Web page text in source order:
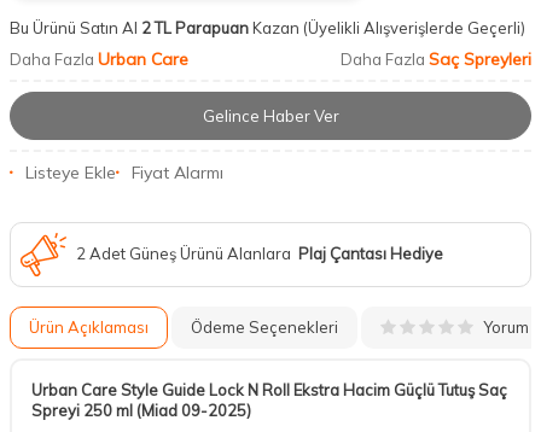
Bu Ürünü Satın Al 2 TL ParapuanKazan (Üyelikli Alışverişlerde Geçerli)
Daha Fazla Urban Care Daha Fazla Saç Spreyleri
Gelince Haber Ver
Listeye Ekle Fiyat Alarmı
2 Adet Güneş Ürünü Alanlara Plaj Çantası Hediye
Ürün Açıklaması Ödeme Seçenekleri Yorum
Urban Care Style Guide Lock N Roll Ekstra Hacim Güçlü Tutuş Saç
Spreyi 250 ml (Miad 09-2025)